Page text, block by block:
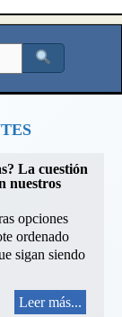
La cuestión
nuestros
opciones
ordenado
sigan siendo
Leer más...